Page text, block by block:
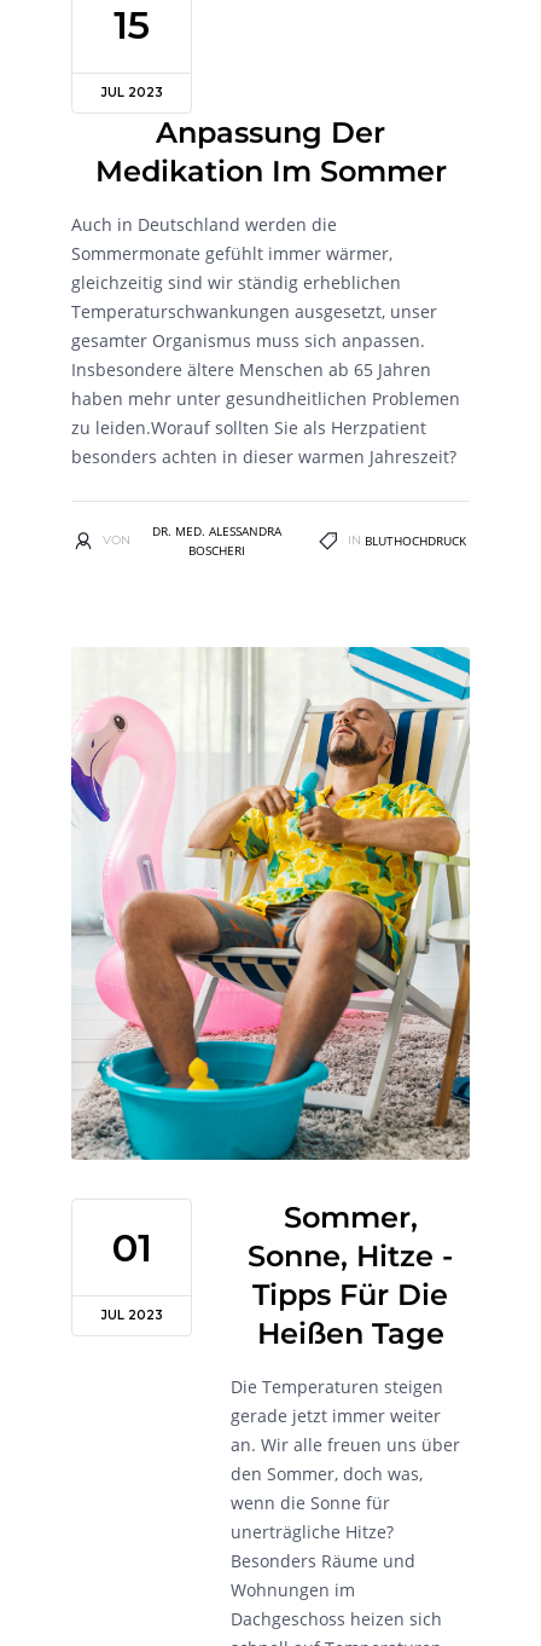
15
JUL 2023
Anpassung Der
Medikation Im Sommer
Auch in Deutschland werden die
Sommermonate gefühlt immer wärmer,
gleichzeitig sind wir ständig erheblichen
Temperaturschwankungen ausgesetzt, unser
gesamter Organismus muss sich anpassen.
Insbesondere ältere Menschen ab 65 Jahren
haben mehr unter gesundheitlichen Problemen
zu leiden.Worauf sollten Sie als Herzpatient
besonders achten in dieser warmen Jahreszeit?
VON
DR. MED. ALESSANDRA
BOSCHERI
IN BLUTHOCHDRUCK
01
JUL 2023
Sommer,
Sonne, Hitze -
Tipps Für Die
Heißen Tage
Die Temperaturen steigen
gerade jetzt immer weiter
an. Wir alle freuen uns über
den Sommer, doch was,
wenn die Sonne für
unerträgliche Hitze?
Besonders Räume und
Wohnungen im
Dachgeschoss heizen sich